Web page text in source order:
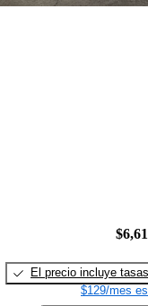
El precio incluye tasas
$129/mes